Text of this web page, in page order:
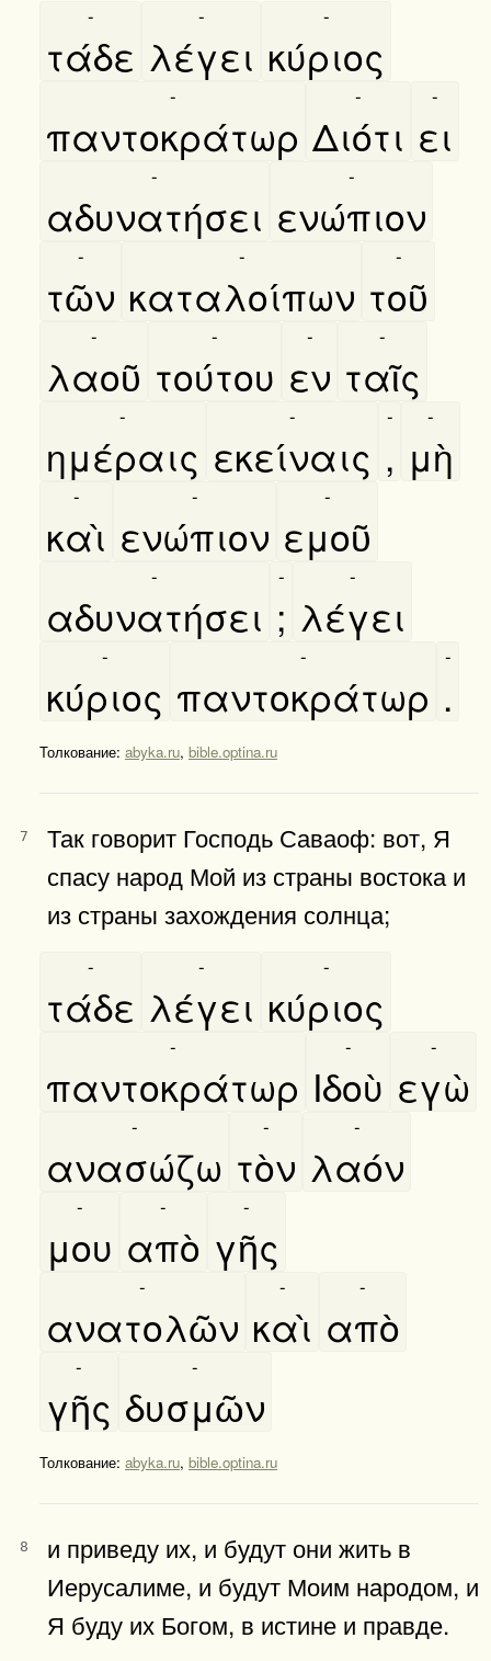
τάδε
-
λέγει
-
κύριος
-
παντοκράτωρ
-
Διότι
-
ει
-
αδυνατήσει
-
ενώπιον
-
τῶν
-
καταλοίπων
-
τοῦ
-
λαοῦ
-
τούτου
-
εν
-
ταῖς
-
ημέραις
-
εκείναις
-
,
-
μὴ
-
καὶ
-
ενώπιον
-
εμοῦ
-
αδυνατήσει
-
;
-
λέγει
-
κύριος
-
παντοκράτωρ
-
.
-
Толкование: abyka.ru, bible.optina.ru
7
Так говорит Господь Саваоф: вот, Я
спасу народ Мой из страны востока и
из страны захождения солнца;
τάδε
-
λέγει
-
κύριος
-
παντοκράτωρ
-
Ιδοὺ
-
εγὼ
-
ανασώζω
-
τὸν
-
λαόν
-
μου
-
απὸ
-
γῆς
-
ανατολῶν
-
καὶ
-
απὸ
-
γῆς
-
δυσμῶν
-
Толкование: abyka.ru, bible.optina.ru
8
и приведу их, и будут они жить в
Иерусалиме, и будут Моим народом, и
Я буду их Богом, в истине и правде.